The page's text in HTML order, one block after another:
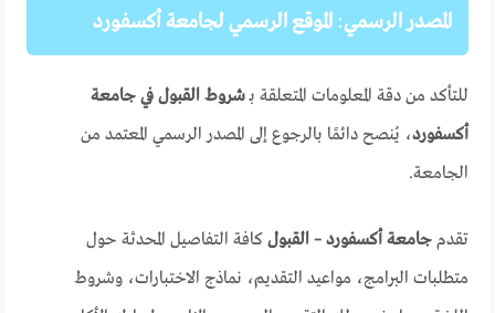
المصدر الرسمي:الموقع الرسمي لجامعة أكسفورد
للتأكد من دقة المعلومات المتعلقة بـشروط القبول في جامعة
أكسفورد، يُنصح دائمًا بالرجوع إلى المصدر الرسمي المعتمد من
الجامعة.
تقدمجامعة أكسفورد – القبول كافة التفاصيل المحدثة حول
متطلبات البرامج، مواعيد التقديم، نماذج الاختبارات، وشروط